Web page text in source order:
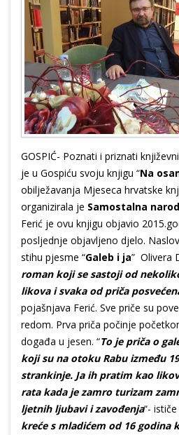
GOSPIĆ- Poznati i priznati
je u Gospiću svoju knjigu “Na
obilježavanja Mjeseca hrvatske
organizirala je Samostalna
Ferić je ovu knjigu objavio
posljednje objavljeno djelo.
stihu pjesme “Galeb i ja” Olivera
roman koji se sastoji od
likova i svaka od priča
pojašnjava Ferić. Sve priče su
redom. Prva priča počinje
događa u jesen. “To je priča o
koji su na otoku Rabu između
strankinje. Ja ih pratim kao
rata kada je zamro turizam
ljetnih ljubavi i zavođenja“- ističe
kreće s mladićem od 16 godina